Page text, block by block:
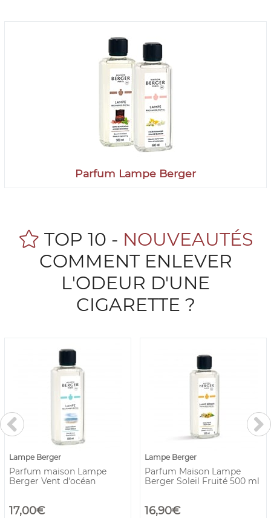
Parfum Lampe Berger
TOP 10 - NOUVEAUTÉS
COMMENT ENLEVER
L'ODEUR D'UNE
CIGARETTE ?
Lampe Berger
Parfum maison Lampe
Berger Vent d'océan
17,00€
Lampe Berger
Parfum Maison Lampe
Berger Soleil Fruité 500 ml
16,90€